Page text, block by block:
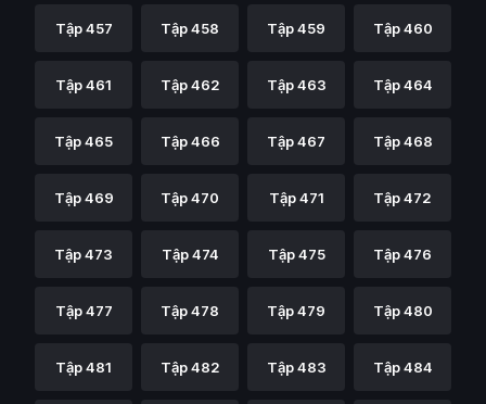
Tập 457 Tập 458 Tập 459 Tập 460
Tập 461 Tập 462 Tập 463 Tập 464
Tập 465 Tập 466 Tập 467 Tập 468
Tập 469 Tập 470 Tập 471 Tập 472
Tập 473 Tập 474 Tập 475 Tập 476
Tập 477 Tập 478 Tập 479 Tập 480
Tập 481 Tập 482 Tập 483 Tập 484